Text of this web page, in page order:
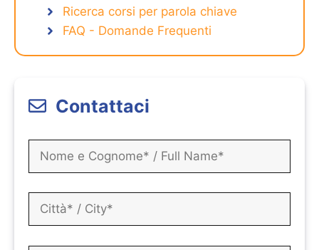
Ricerca corsi per parola chiave
FAQ - Domande Frequenti
Contattaci